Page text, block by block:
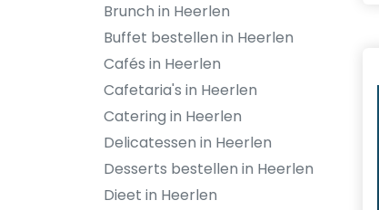
Brunch in Heerlen
Buffet bestellen in Heerlen
Cafés in Heerlen
Cafetaria's in Heerlen
Catering in Heerlen
Delicatessen in Heerlen
Desserts bestellen in Heerlen
Dieet in Heerlen